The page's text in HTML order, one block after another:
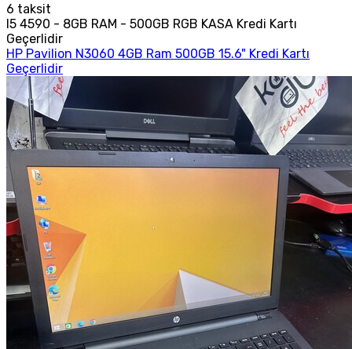
6 taksit
I5 4590 - 8GB RAM - 500GB RGB KASA Kredi Kartı
Geçerlidir
HP Pavilion N3060 4GB Ram 500GB 15.6" Kredi Kartı
Geçerlidir